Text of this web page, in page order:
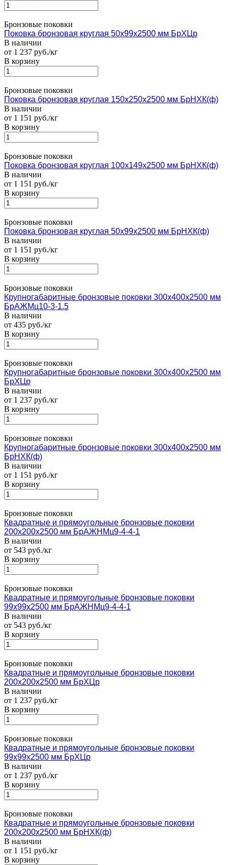
Бронзовые поковки
Поковка бронзовая круглая 50х99х2500 мм БрХЦр
В наличии
от 1 237 руб./кг
В корзину
Бронзовые поковки
Поковка бронзовая круглая 150х250х2500 мм БрНХК(ф)
В наличии
от 1 151 руб./кг
В корзину
Бронзовые поковки
Поковка бронзовая круглая 100х149х2500 мм БрНХК(ф)
В наличии
от 1 151 руб./кг
В корзину
Бронзовые поковки
Поковка бронзовая круглая 50х99х2500 мм БрНХК(ф)
В наличии
от 1 151 руб./кг
В корзину
Бронзовые поковки
Крупногабаритные бронзовые поковки 300х400х2500 мм
БрАЖМц10-3-1.5
В наличии
от 435 руб./кг
В корзину
Бронзовые поковки
Крупногабаритные бронзовые поковки 300х400х2500 мм
БрХЦр
В наличии
от 1 237 руб./кг
В корзину
Бронзовые поковки
Крупногабаритные бронзовые поковки 300х400х2500 мм
БрНХК(ф)
В наличии
от 1 151 руб./кг
В корзину
Бронзовые поковки
Квадратные и прямоугольные бронзовые поковки
200х200х2500 мм БрАЖНМц9-4-4-1
В наличии
от 543 руб./кг
В корзину
Бронзовые поковки
Квадратные и прямоугольные бронзовые поковки
99х99х2500 мм БрАЖНМц9-4-4-1
В наличии
от 543 руб./кг
В корзину
Бронзовые поковки
Квадратные и прямоугольные бронзовые поковки
200х200х2500 мм БрХЦр
В наличии
от 1 237 руб./кг
В корзину
Бронзовые поковки
Квадратные и прямоугольные бронзовые поковки
99х99х2500 мм БрХЦр
В наличии
от 1 237 руб./кг
В корзину
Бронзовые поковки
Квадратные и прямоугольные бронзовые поковки
200х200х2500 мм БрНХК(ф)
В наличии
от 1 151 руб./кг
В корзину